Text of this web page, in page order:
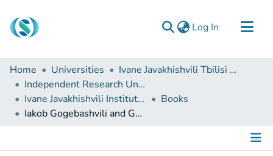
Log In (current)
Communities & Collections
Browse
Documentation
Home Universities
Ivane Javakhishvili Tbilisi State University
Independent Research Units
Ivane Javakhishvili Institute of History and Ethnology
Books
Iakob Gogebashvili and Georgianness with the representation of the Print Media